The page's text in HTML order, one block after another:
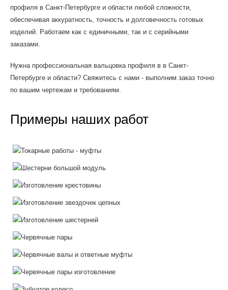
профиля в Санкт-Петербурге и области любой сложности,
обеспечивая аккуратность, точность и долговечность готовых
изделий. Работаем как с единичными, так и с серийными
заказами.
Нужна профессиональная вальцовка профиля в в Санкт-
Петербурге и области? Свяжитесь с нами - выполним заказ точно
по вашим чертежам и требованиям.
Примеры наших работ